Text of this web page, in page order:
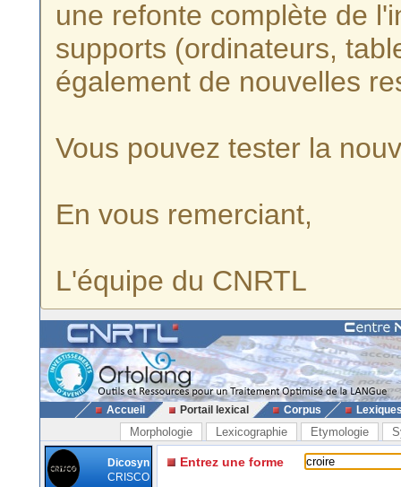
une refonte complète de
supports (ordinateurs,
également de nouvelles
Vous pouvez tester la
En vous remerciant,
L'équipe du CNRTL
Accueil Portail lexical Corpus
Morphologie Lexicographie Etymologie
Dicosyn
CRISCO
Entrez une forme